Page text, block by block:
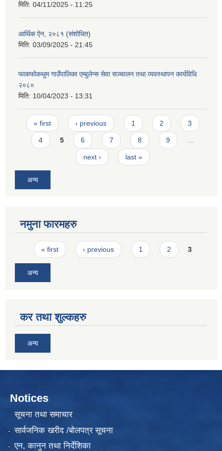
मिति: 04/11/2025 - 11:25
आर्थिक ऐन, २०८१ (संशोधित)
मिति: 03/09/2025 - 21:45
फाकफोकथुम गाउँपालिका एम्बुलेन्स सेवा सञ्चालन तथा व्यवस्थापन कार्यविधि
२०८०
मिति: 10/04/2023 - 13:31
Pages
« first ‹ previous 1 2 3
4 5 6 7 8 9
next › last »
अन्य
नमुना फारमहरु
Pages
« first ‹ previous 1 2 3
अन्य
कर तथा शुल्कहरु
अन्य
Notices
सूचना तथा समाचार
सार्वजनिक खरीद /बोलपत्र सूचना
एन, कानुन तथा निर्देशिका